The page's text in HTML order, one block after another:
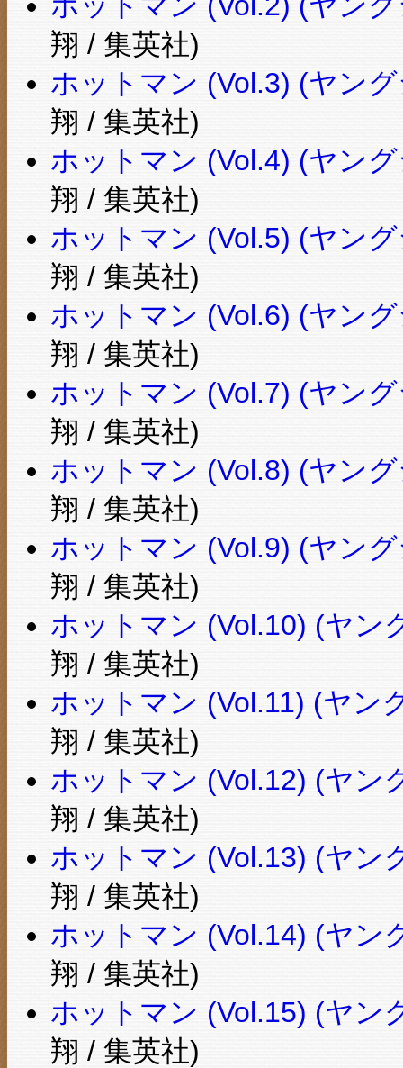
翔 / 集英社)
ホットマン (Vol.3) (ヤン
翔 / 集英社)
ホットマン (Vol.4) (ヤン
翔 / 集英社)
ホットマン (Vol.5) (ヤン
翔 / 集英社)
ホットマン (Vol.6) (ヤン
翔 / 集英社)
ホットマン (Vol.7) (ヤン
翔 / 集英社)
ホットマン (Vol.8) (ヤン
翔 / 集英社)
ホットマン (Vol.9) (ヤン
翔 / 集英社)
ホットマン (Vol.10) (ヤン
翔 / 集英社)
ホットマン (Vol.11) (ヤン
翔 / 集英社)
ホットマン (Vol.12) (ヤン
翔 / 集英社)
ホットマン (Vol.13) (ヤン
翔 / 集英社)
ホットマン (Vol.14) (ヤン
翔 / 集英社)
ホットマン (Vol.15) (ヤン
翔 / 集英社)